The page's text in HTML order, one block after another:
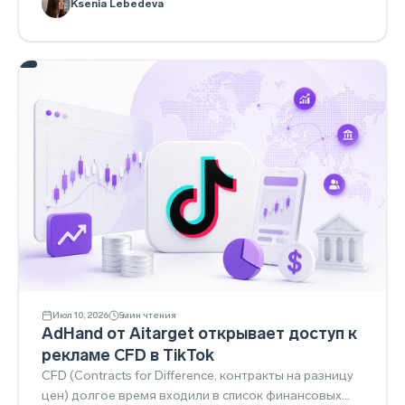
кампаниями (Google). Snapchat и Telegram сделали
TikTok расширил performance-решения для нишевых
вертикалей вроде стриминга.
Ksenia Lebedeva
Июл 10, 2026 5мин чтения
AdHand от Aitarget открывает доступ к
рекламе CFD в TikTok
CFD (Contracts for Difference, контракты на разницу
цен) долгое время входили в список финансовых